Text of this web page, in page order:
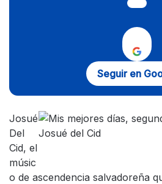
Seguir en
Josué
Del
Cid, el
músic
o de ascendencia salvadoreña